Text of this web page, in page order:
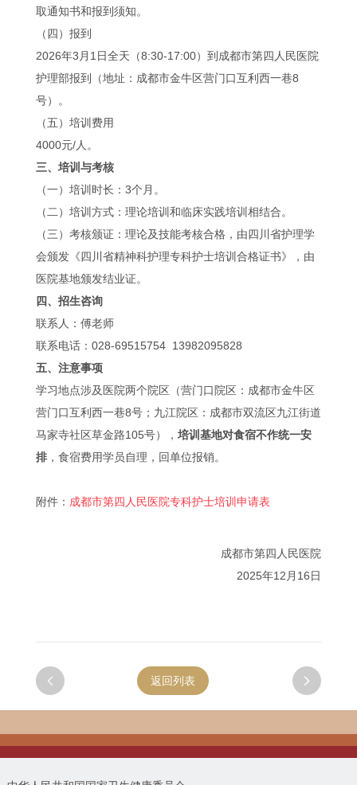
取通知书和报到须知。
（四）报到
2026年3月1日全天（8:30-17:00）到成都市第四人民医院
护理部报到（地址：成都市金牛区营门口互利西一巷8
号）。
（五）培训费用
4000元/人。
三、培训与考核
（一）培训时长：3个月。
（二）培训方式：理论培训和临床实践培训相结合。
（三）考核颁证：理论及技能考核合格，由四川省护理学
会颁发《四川省精神科护理专科护士培训合格证书》，由
医院基地颁发结业证。
四、招生咨询
联系人：傅老师
联系电话：028-69515754 13982095828
五、注意事项
学习地点涉及医院两个院区（营门口院区：成都市金牛区
营门口互利西一巷8号；九江院区：成都市双流区九江街道
马家寺社区草金路105号）， 培训基地对食宿不作统一安
排，食宿费用学员自理，回单位报销。
附件： 成都市第四人民医院专科护士培训申请表
成都市第四人民医院
2025年12月16日
 
返回列表